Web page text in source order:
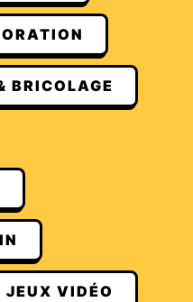
BRICOLAGE
JEUX VIDÉO